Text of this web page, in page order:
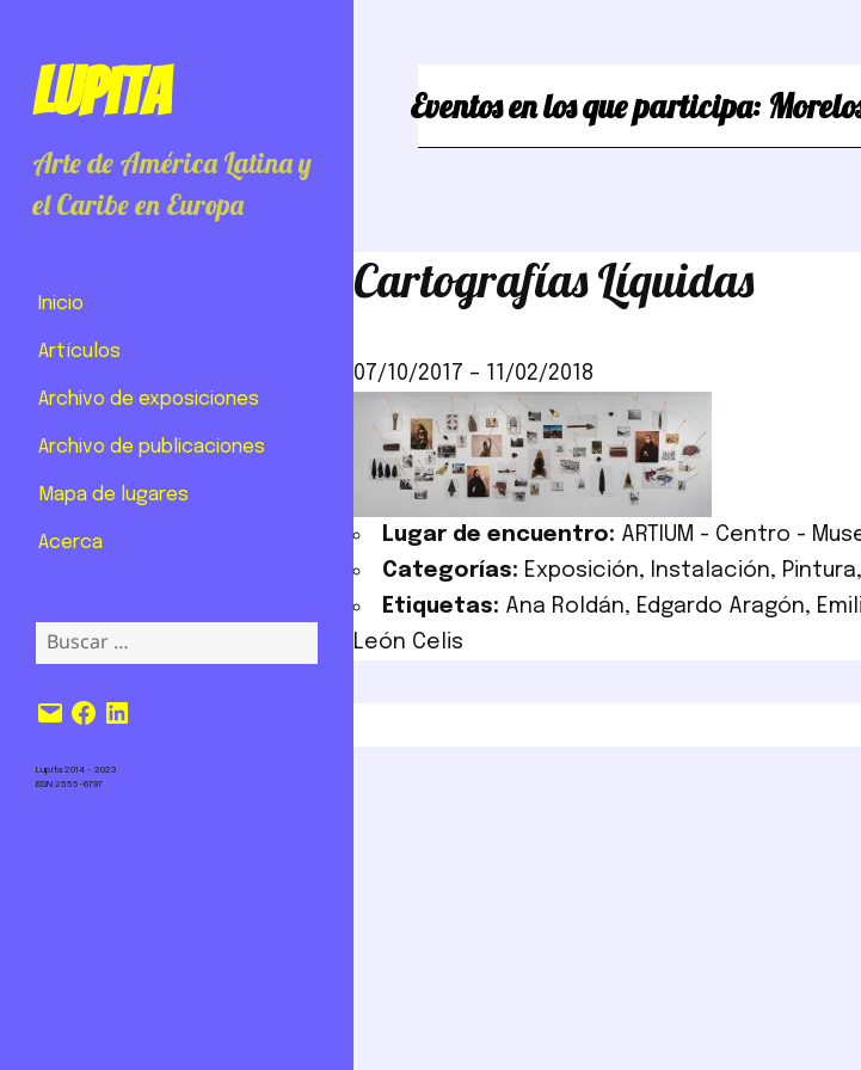
Lupita
Arte de América Latina y
el Caribe en Europa
Inicio
Artículos
Archivo de exposiciones
Archivo de publicaciones
Mapa de lugares
Acerca
Buscar:
Correo
electrónico
Facebook
LinkedIn
Lupita 2014 – 2023
ISSN 2555-6797
Eventos en los que participa:
Cartografías Líquidas
07/10/2017 – 11/02/2018
Lugar de encuentro: ARTIUM - Centro -
Categorías: Exposición, Instalación, Pintura,
Etiquetas: Ana Roldán, Edgardo Aragón,
León Celis